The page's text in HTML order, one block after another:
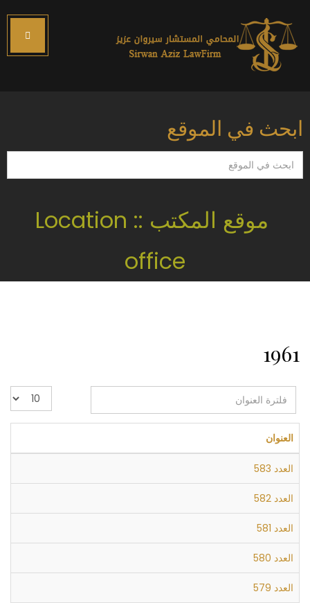
ابحث في الموقع
ابحث
في
موقع المكتب :: Location
office
1961
فلترة
العنوان
عدد
الإظهارات:
العنوان
العدد 583
العدد 582
العدد 581
العدد 580
العدد 579